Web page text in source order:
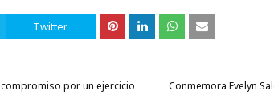
Twitter
Conmemora Evelyn
por un ejercicio